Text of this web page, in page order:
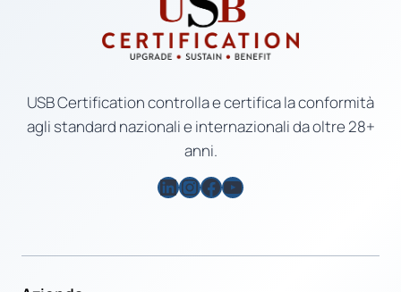
USB Certification controlla e certifica la conformità
agli standard nazionali e internazionali da oltre 28+
anni.
LinkedIn
Instagram
Facebook
YouTube